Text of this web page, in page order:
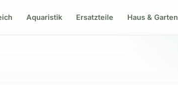
Aquaristik Ersatzteile Haus & Garten